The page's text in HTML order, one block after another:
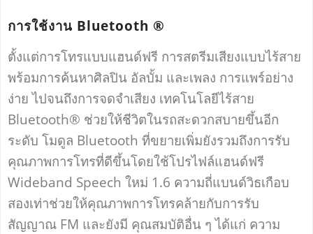
การใช้งาน Bluetooth ®
ตั้งแต่การโทรแบบแฮนด์ฟรี การสตรีมเสียงแบบไร้สาย
พร้อมการค้นหาศิลปิน อัลบั้ม และเพลง การแพร์อย่าง
ง่าย ไปจนถึงการจดจำเสียง เทคโนโลยีไร้สาย
Bluetooth® ช่วยให้ชีวิตในรถสะดวกสบายขึ้นอีก
ระดับ โมดูล Bluetooth ที่ขยายเพิ่มยังรวมถึงการรับ
คุณภาพการโทรที่ดีขึ้นโดยใช้โปรไฟล์แฮนด์ฟรี
Wideband Speech ใหม่ 1.6 ความถี่แบนด์วิธเกือบ
สองเท่าช่วยให้คุณภาพการโทรคล้ายกับการรับ
สัญญาณ FM และยังมี คุณสมบัติอื่น ๆ ได้แก่ ความ